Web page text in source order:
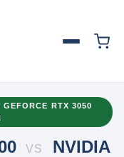
GEFORCE RTX 3050
VS
NVIDIA